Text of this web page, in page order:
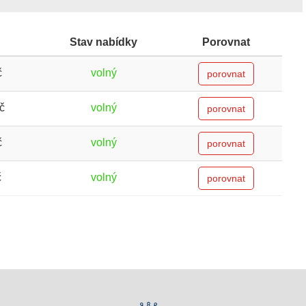
Stav nabídky Porovnat
volný porovnat
volný porovnat
volný porovnat
volný porovnat